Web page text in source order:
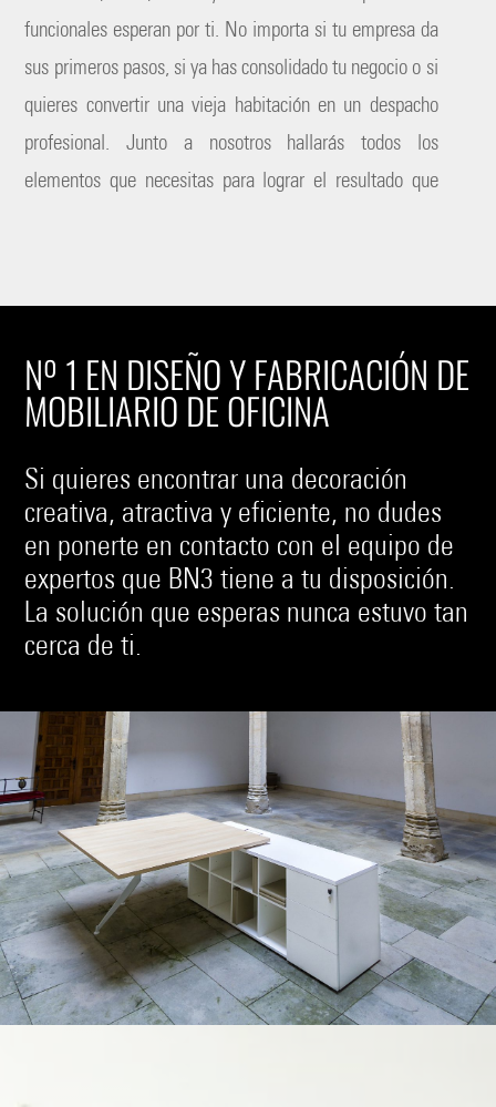
funcionales esperan por ti. No importa si tu empresa da
sus primeros pasos, si ya has consolidado tu negocio o si
quieres convertir una vieja habitación en un despacho
profesional. Junto a nosotros hallarás todos los
elementos que necesitas para lograr el resultado que
contacto con nuestros expertos y dejar que los
profesionales de BN3 te guíen hacia la compra más
satisfactoria posible.
Nº 1 EN DISEÑO Y FABRICACIÓN DE
MOBILIARIO DE OFICINA
Si quieres encontrar una decoración
creativa, atractiva y eficiente, no dudes
en ponerte en contacto con el equipo de
expertos que BN3 tiene a tu disposición.
La solución que esperas nunca estuvo tan
cerca de ti.